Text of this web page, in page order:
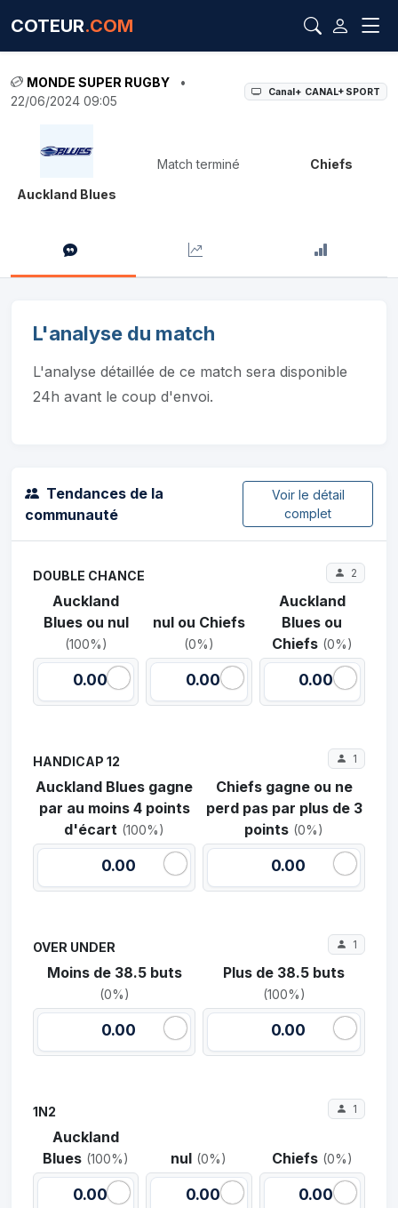
COTEUR.COM
MONDE SUPER RUGBY
•
22/06/2024 09:05
Canal+ CANAL+ SPORT
Auckland Blues
Match terminé Chiefs
L'analyse du match
L'analyse détaillée de ce match sera disponible
24h avant le coup d'envoi.
Tendances de la
communauté
Voir le détail
complet
DOUBLE CHANCE 2
Auckland
Blues ou nul
(100%)
0.00
nul ou Chiefs
(0%)
0.00
Auckland
Blues ou
Chiefs (0%)
0.00
HANDICAP 12 1
Auckland Blues gagne
par au moins 4 points
d'écart (100%)
0.00
Chiefs gagne ou ne
perd pas par plus de 3
points (0%)
0.00
OVER UNDER 1
Moins de 38.5 buts
(0%)
0.00
Plus de 38.5 buts
(100%)
0.00
1N2 1
Auckland
Blues (100%)
0.00
nul (0%)
0.00
Chiefs (0%)
0.00